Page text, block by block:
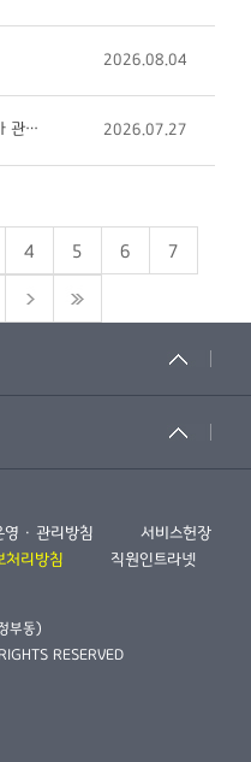
2026.08.04
경기도 공직유관단체 종합청렴도 평가 관련 개인정보 제3자 제공사항 알림 공고 2026.07.27
4 5 6 7
· 관리방침
서비스헌장
처리방침
직원인트라넷
부동)
RESERVED